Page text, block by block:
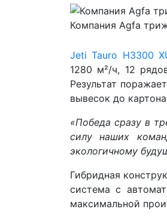
Компания Agfa
Jeti Tauro H3300
1280 м²/ч, 12
Результат
вывесок до
«Победа сразу в
силу наших
экологичному
Гибридная
система с
максимальной